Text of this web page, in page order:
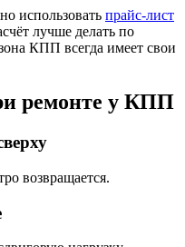
использовать прайс-лист
лучше делать по
КПП всегда имеет свои
ремонте у КПП
возвращается.